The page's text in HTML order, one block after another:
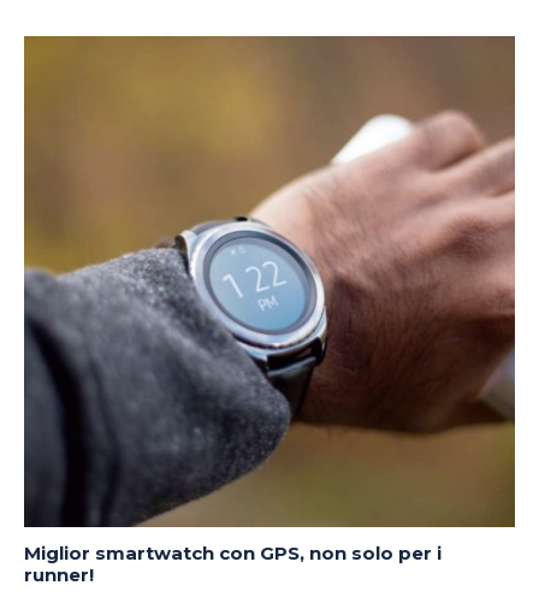
Miglior smartwatch con GPS, non solo per i
runner!